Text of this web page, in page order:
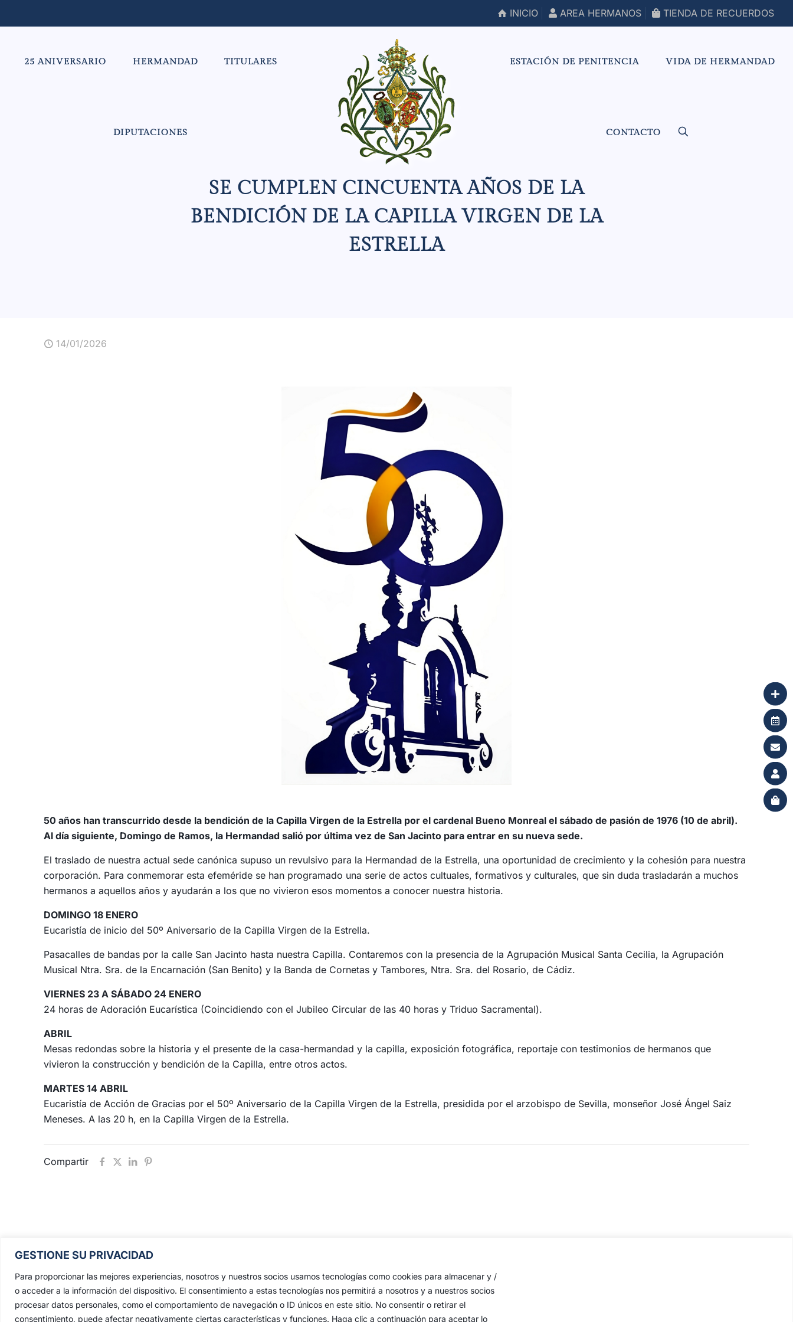
GESTIONE SU PRIVACIDAD
Para proporcionar las mejores experiencias, nosotros y nuestros socios usamos tecnologías como cookies para almacenar y /
o acceder a la información del dispositivo. El consentimiento a estas tecnologías nos permitirá a nosotros y a nuestros socios
procesar datos personales, como el comportamiento de navegación o ID únicos en este sitio. No consentir o retirar el
consentimiento, puede afectar negativamente ciertas características y funciones. Haga clic a continuación para aceptar lo
INICIO AREA HERMANOS TIENDA DE RECUERDOS
25 ANIVERSARIO HERMANDAD TITULARES
DIPUTACIONES
ESTACIÓN DE PENITENCIA VIDA DE HERMANDAD
CONTACTO
SE CUMPLEN CINCUENTA AÑOS DE LA
BENDICIÓN DE LA CAPILLA VIRGEN DE LA
ESTRELLA
14/01/2026
50 años han transcurrido desde la bendición de la Capilla Virgen de la Estrella por el cardenal Bueno Monreal el sábado de pasión de 1976 (10 de abril).
Al día siguiente, Domingo de Ramos, la Hermandad salió por última vez de San Jacinto para entrar en su nueva sede.
El traslado de nuestra actual sede canónica supuso un revulsivo para la Hermandad de la Estrella, una oportunidad de crecimiento y la cohesión para nuestra
corporación. Para conmemorar esta efeméride se han programado una serie de actos cultuales, formativos y culturales, que sin duda trasladarán a muchos
hermanos a aquellos años y ayudarán a los que no vivieron esos momentos a conocer nuestra historia.
DOMINGO 18 ENERO
Eucaristía de inicio del 50º Aniversario de la Capilla Virgen de la Estrella.
Pasacalles de bandas por la calle San Jacinto hasta nuestra Capilla. Contaremos con la presencia de la Agrupación Musical Santa Cecilia, la Agrupación
Musical Ntra. Sra. de la Encarnación (San Benito) y la Banda de Cornetas y Tambores, Ntra. Sra. del Rosario, de Cádiz.
VIERNES 23 A SÁBADO 24 ENERO
24 horas de Adoración Eucarística (Coincidiendo con el Jubileo Circular de las 40 horas y Triduo Sacramental).
ABRIL
Mesas redondas sobre la historia y el presente de la casa-hermandad y la capilla, exposición fotográfica, reportaje con testimonios de hermanos que
vivieron la construcción y bendición de la Capilla, entre otros actos.
MARTES 14 ABRIL
Eucaristía de Acción de Gracias por el 50º Aniversario de la Capilla Virgen de la Estrella, presidida por el arzobispo de Sevilla, monseñor José Ángel Saiz
Meneses. A las 20 h, en la Capilla Virgen de la Estrella.
Compartir
Pontificia, Real, Ilustre y Fervorosa
Hermandad Sacramental y Cofradía de
Nazarenos de Nuestro Padre Jesús de las
Penas y María Santísima de la Estrella,
Triunfo del Santo Lignum Crucis, San